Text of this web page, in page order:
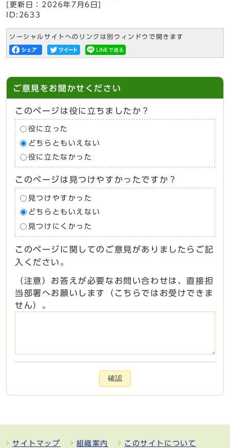
[更新日： 2026年7月6日
ID:2633
ソーシャルサイトへのリンクは別ウィンドウで開きます
ご意見をお聞かせください
このページは役に立ちましたか？
役に立った
どちらともいえない
役に立たなかった
このページは見つけやすかったですか？
見つけやすかった
どちらともいえない
見つけにくかった
このページに関してのご意見がありましたらご記
入ください。
（注意）お答えが必要なお問い合わせは、直接担
当部署へお願いします（こちらではお受けできま
せん）。
確認
サイトマップ 組織案内 このサイトについて